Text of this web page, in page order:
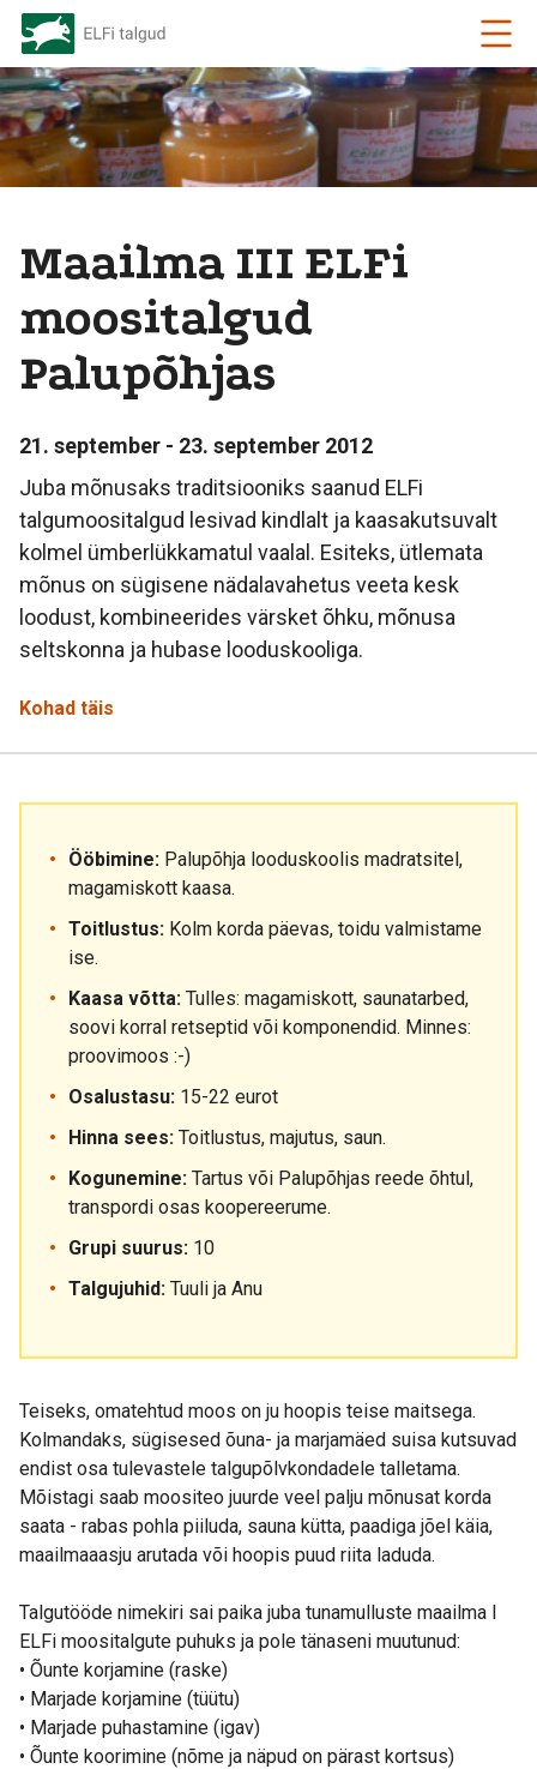
Maailma III ELFi
moositalgud
Palupõhjas
21. september - 23. september 2012
Juba mõnusaks traditsiooniks saanud ELFi
talgumoositalgud lesivad kindlalt ja kaasakutsuvalt
kolmel ümberlükkamatul vaalal. Esiteks, ütlemata
mõnus on sügisene nädalavahetus veeta kesk
loodust, kombineerides värsket õhku, mõnusa
seltskonna ja hubase looduskooliga.
Kohad täis
Ööbimine: Palupõhja looduskoolis madratsitel,
magamiskott kaasa.
Toitlustus: Kolm korda päevas, toidu valmistame
ise.
Kaasa võtta: Tulles: magamiskott, saunatarbed,
soovi korral retseptid või komponendid. Minnes:
proovimoos :-)
Osalustasu: 15-22 eurot
Hinna sees: Toitlustus, majutus, saun.
Kogunemine: Tartus või Palupõhjas reede õhtul,
transpordi osas koopereerume.
Grupi suurus: 10
Talgujuhid: Tuuli ja Anu
Teiseks, omatehtud moos on ju hoopis teise maitsega.
Kolmandaks, sügisesed õuna- ja marjamäed suisa kutsuvad
endist osa tulevastele talgupõlvkondadele talletama.
Mõistagi saab moositeo juurde veel palju mõnusat korda
saata - rabas pohla piiluda, sauna kütta, paadiga jõel käia,
maailmaaasju arutada või hoopis puud riita laduda.
Talgutööde nimekiri sai paika juba tunamulluste maailma I
ELFi moositalgute puhuks ja pole tänaseni muutunud:
• Õunte korjamine (raske)
• Marjade korjamine (tüütu)
• Marjade puhastamine (igav)
• Õunte koorimine (nõme ja näpud on pärast kortsus)